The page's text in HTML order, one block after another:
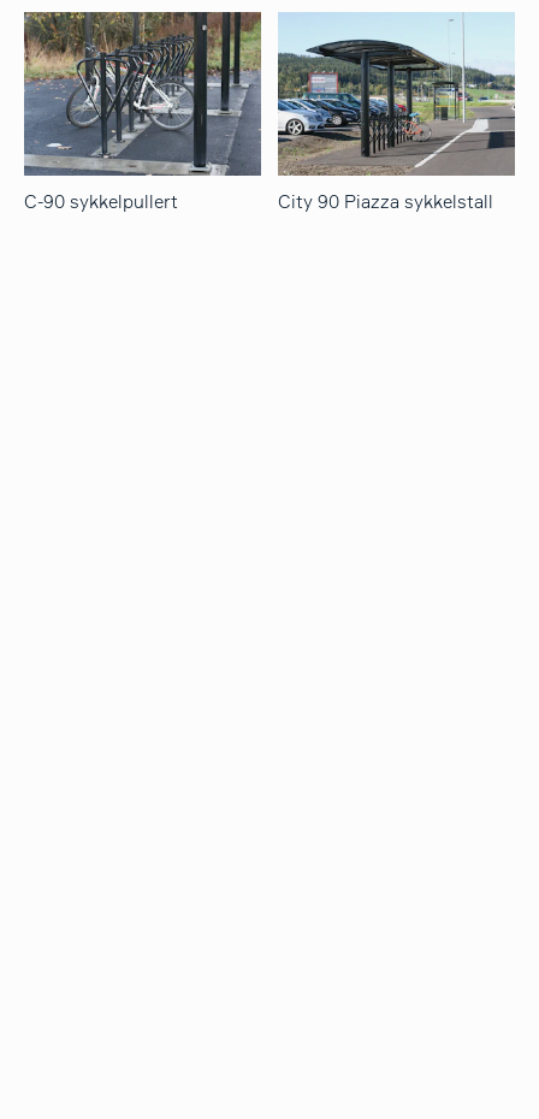
C-90 sykkelpullert City 90 Piazza sykkelstall